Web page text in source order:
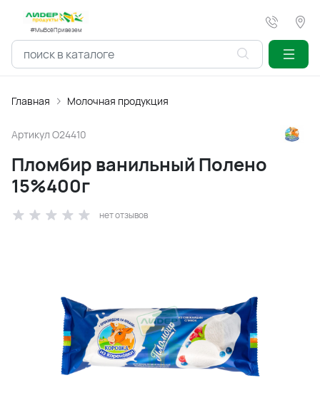
#МыВсёПривезем
Главная Молочная продукция
Артикул O24410
Пломбир ванильный Полено
15%400г
нет отзывов